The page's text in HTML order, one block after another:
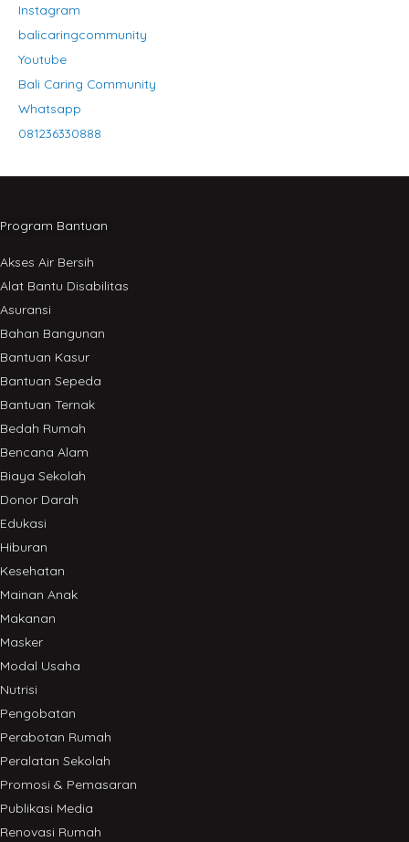
Instagram
balicaringcommunity
Youtube
Bali Caring Community
Whatsapp
081236330888
Program Bantuan
Akses Air Bersih
Alat Bantu Disabilitas
Asuransi
Bahan Bangunan
Bantuan Kasur
Bantuan Sepeda
Bantuan Ternak
Bedah Rumah
Bencana Alam
Biaya Sekolah
Donor Darah
Edukasi
Hiburan
Kesehatan
Mainan Anak
Makanan
Masker
Modal Usaha
Nutrisi
Pengobatan
Perabotan Rumah
Peralatan Sekolah
Promosi & Pemasaran
Publikasi Media
Renovasi Rumah